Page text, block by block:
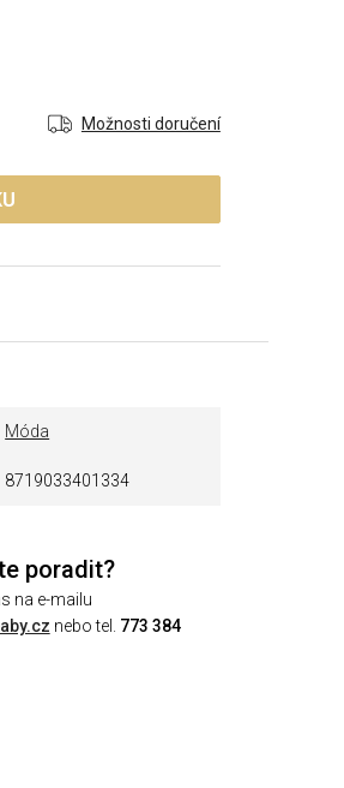
Možnosti doručení
Móda
8719033401334
poradit?
na e-mailu
nebo tel. 773 384